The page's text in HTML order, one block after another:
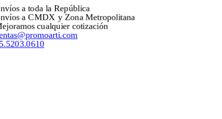
Envíos a toda la República
Envíos a CMDX y Zona Metropolitana
Mejoramos cualquier cotización
ventas@promoarti.com
55.5203.0610